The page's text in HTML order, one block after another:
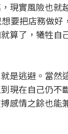
現實風險也就
要把店務做
算了，犧牲
是逃避。當
現在自己仍
感情之餘也